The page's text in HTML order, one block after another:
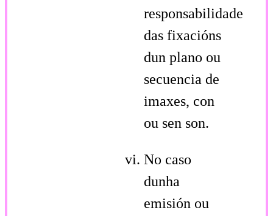
responsabilidade
das fixacións
dun plano ou
secuencia de
imaxes, con
ou sen son.
No caso
dunha
emisión ou